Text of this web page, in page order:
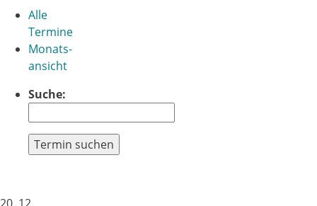
Alle
Termine
Monats-
ansicht
Suche:
Termin suchen